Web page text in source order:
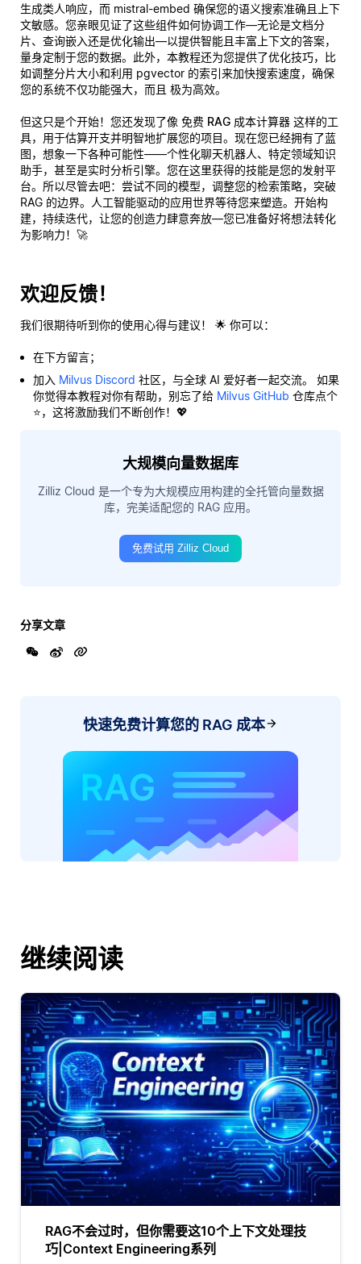
生成类人响应，而 mistral-embed 确保您的语义搜索准确且上下
文敏感。您亲眼见证了这些组件如何协调工作—无论是文档分
片、查询嵌入还是优化输出—以提供智能且丰富上下文的答案，
量身定制于您的数据。此外，本教程还为您提供了优化技巧，比
如调整分片大小和利用 pgvector 的索引来加快搜索速度，确保
您的系统不仅功能强大，而且 极为高效。
但这只是个开始！您还发现了像 免费 RAG 成本计算器 这样的工
具，用于估算开支并明智地扩展您的项目。现在您已经拥有了蓝
图，想象一下各种可能性——个性化聊天机器人、特定领域知识
助手，甚至是实时分析引擎。您在这里获得的技能是您的发射平
台。所以尽管去吧：尝试不同的模型，调整您的检索策略，突破
RAG 的边界。人工智能驱动的应用世界等待您来塑造。开始构
建，持续迭代，让您的创造力肆意奔放—您已准备好将想法转化
为影响力！🚀
欢迎反馈！
我们很期待听到你的使用心得与建议！ 🌟 你可以：
在下方留言；
加入 Milvus Discord 社区，与全球 AI 爱好者一起交流。 如果
你觉得本教程对你有帮助，别忘了给 Milvus GitHub 仓库点个
⭐，这将激励我们不断创作！💖
大规模向量数据库
Zilliz Cloud 是一个专为大规模应用构建的全托管向量数据
库，完美适配您的 RAG 应用。
免费试用 Zilliz Cloud
分享文章
快速免费计算您的 RAG 成本
继续阅读
RAG不会过时，但你需要这10个上下文处理技
巧|Context Engineering系列